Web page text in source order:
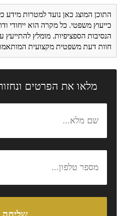
התוכן המוצג כאן נועד למטרות מידע
כייעוץ משפטי. כל מקרה הוא ייחודי
הנסיבות הספציפיות. מומלץ להתייעץ
חוות דעת משפטית מקצועית
מלאו את הפרטים